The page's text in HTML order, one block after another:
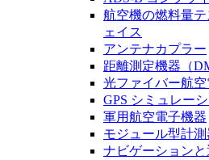
航空機の燃料量
ェイス
アンテナカプラー
距離測定機器（
光ファイバー航
GPS シミュレー
軍用航空電子機器
モジュール型計測
ナビゲーション